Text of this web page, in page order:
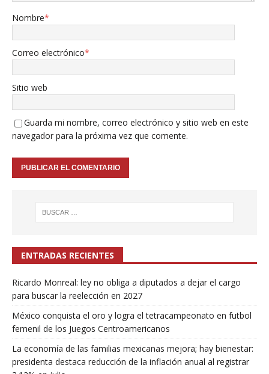
Nombre*
Correo electrónico*
Sitio web
Guarda mi nombre, correo electrónico y sitio web en este
navegador para la próxima vez que comente.
ENTRADAS RECIENTES
Ricardo Monreal: ley no obliga a diputados a dejar el cargo
para buscar la reelección en 2027
México conquista el oro y logra el tetracampeonato en futbol
femenil de los Juegos Centroamericanos
La economía de las familias mexicanas mejora; hay bienestar:
presidenta destaca reducción de la inflación anual al registrar